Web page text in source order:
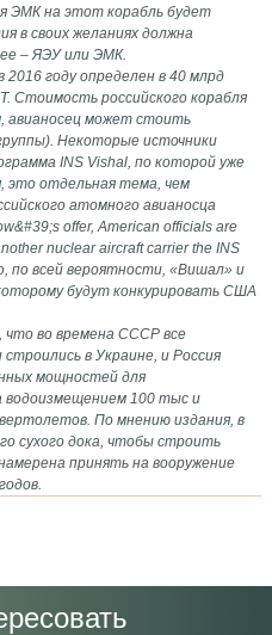
ЭМК на этот корабль будет
в своих желаниях должна
– ЯЭУ или ЭМК.
году определен в 40 млрд
Стоимость российского корабля
авианосец может стоить
Некоторые источники
INS Vishal, по которой уже
отдельная тема, чем
атомного авианосца
offer, American officials are
nuclear aircraft carrier the INS
по всей вероятности, «Вишал» и
будут конкурировать США
что во времена СССР все
в Украине, и Россия
мощностей для
водоизмещением 100 тыс и
По мнению издания, в
сухого дока, чтобы строить
принять на вооружение